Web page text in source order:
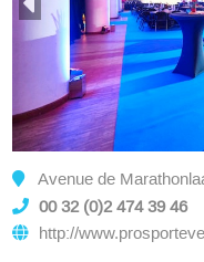
Avenue de
00 32 (0)2 474 39 46
http://